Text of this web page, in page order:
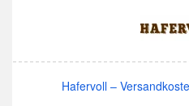
Hafervoll –